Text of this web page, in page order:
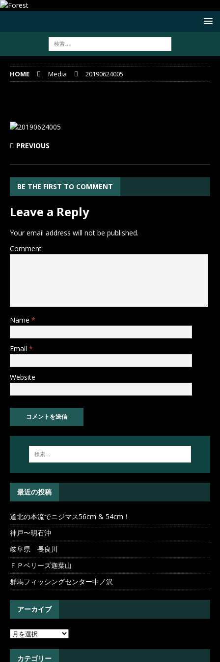
HOME Media 20190624005
PREVIOUS
BE THE FIRST TO COMMENT
Leave a Reply
Your email address will not be published.
Comment
Name *
Email *
Website
最近の投稿
道北の本流でニジマス56cm & 54cm！
神戸〜明石沖
岐阜県 長良川
ＦＰベリーズ迦葉山
群馬フィッシングセンター中ノ沢
アーカイブ
カテゴリー